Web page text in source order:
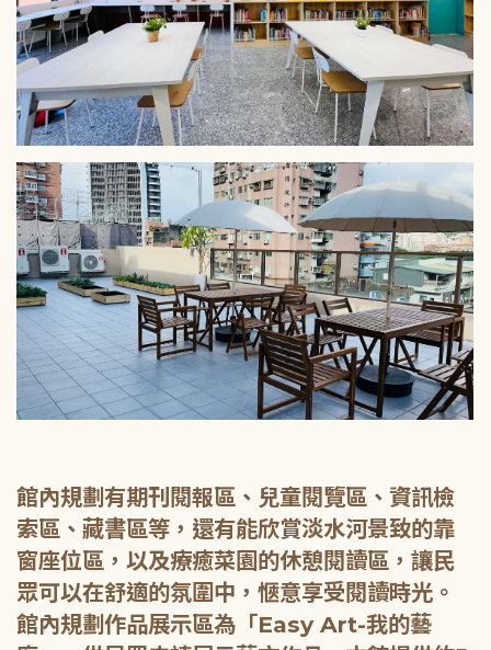
館內規劃有期刊閱報區、兒童閱覽區、資訊檢
索區、藏書區等，還有能欣賞淡水河景致的靠
窗座位區，以及療癒菜園的休憩閱讀區，讓民
眾可以在舒適的氛圍中，愜意享受閱讀時光。
館內規劃作品展示區為「Easy Art-我的藝